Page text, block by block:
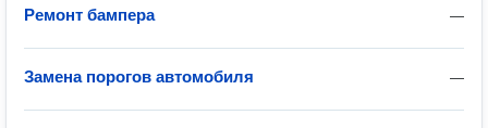
—
Ремонт бампера
—
Замена порогов автомобиля